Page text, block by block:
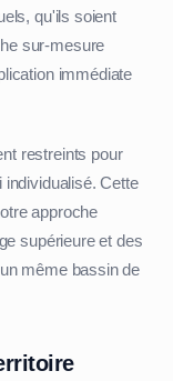
qu'ils soient
sur-mesure
immédiate
restreints pour
Cette
approche
supérieure et des
même bassin de